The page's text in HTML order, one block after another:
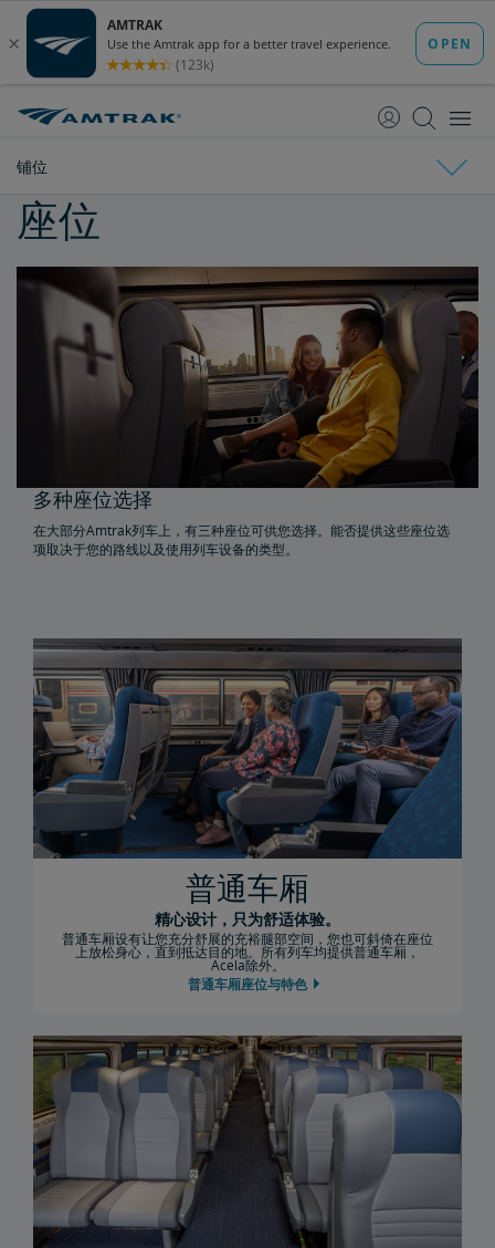
至
至
铺位
铺位
单间铺位
随身行李
托运行李
特殊物品
行李违禁物品
申报遗失物品
行李责任范围限制
行李打包
车站行李服务
托运行李中的枪械
旅行中可用无线网络
自行车服务常见问答
座位
多种座位选择
在大部分Amtrak列车上，有三种座位可供您选择。能否提供这些座位选
项取决于您的路线以及使用列车设备的类型。
普通车厢
精心设计，只为舒适体验。
普通车厢设有让您充分舒展的充裕腿部空间，您也可斜倚在座位
上放松身心，直到抵达目的地。所有列车均提供普通车厢，
Acela除外。
普通车厢座位与特色